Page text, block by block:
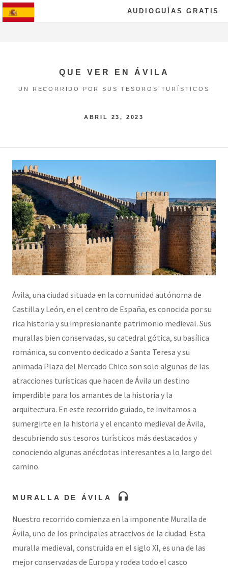
AUDIOGUÍAS GRATIS
QUE VER EN ÁVILA
UN RECORRIDO POR SUS TESOROS TURÍSTICOS
ABRIL 23, 2023
Ávila, una ciudad situada en la comunidad autónoma de
Castilla y León, en el centro de España, es conocida por su
rica historia y su impresionante patrimonio medieval. Sus
murallas bien conservadas, su catedral gótica, su basílica
románica, su convento dedicado a Santa Teresa y su
animada Plaza del Mercado Chico son solo algunas de las
atracciones turísticas que hacen de Ávila un destino
imperdible para los amantes de la historia y la
arquitectura. En este recorrido guiado, te invitamos a
sumergirte en la historia y el encanto medieval de Ávila,
descubriendo sus tesoros turísticos más destacados y
conociendo algunas anécdotas interesantes a lo largo del
camino.
MURALLA DE ÁVILA headphones
Nuestro recorrido comienza en la imponente Muralla de
Ávila, uno de los principales atractivos de la ciudad. Esta
muralla medieval, construida en el siglo XI, es una de las
mejor conservadas de Europa y rodea todo el casco